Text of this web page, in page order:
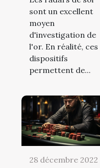
sont un excellent
moyen
d'investigation de
l'or. En réalité, ces
dispositifs
permettent de...
28 décembre 2022